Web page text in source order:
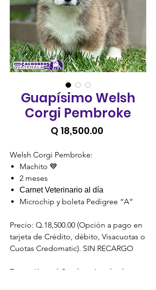
Guapísimo Welsh
Corgi Pembroke
Q 18,500.00Precio
Welsh Corgi Pembroke:
Machito 💙
2 meses
Carnet Veterinario al día
Microchip y boleta Pedigree “A”
Precio: Q.18,500.00 (Opción a pago en
tarjeta de Crédito, débito, Visacuotas o
Cuotas Credomatic). SIN RECARGO
Zoona Kennel Criadero Aprobado y